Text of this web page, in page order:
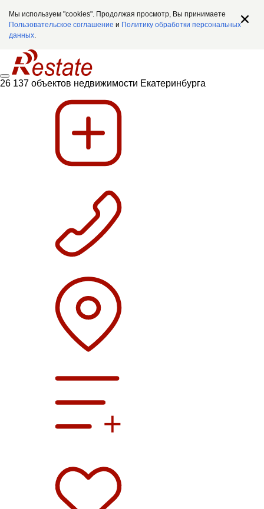
Мы используем "cookies". Продолжая просмотр, Вы принимаете
Пользовательское соглашение и Политику обработки персональных
данных.
26 137 объектов недвижимости Екатеринбурга